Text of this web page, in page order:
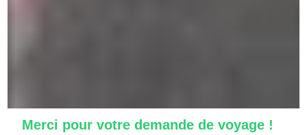
Merci pour votre demande de voyage !